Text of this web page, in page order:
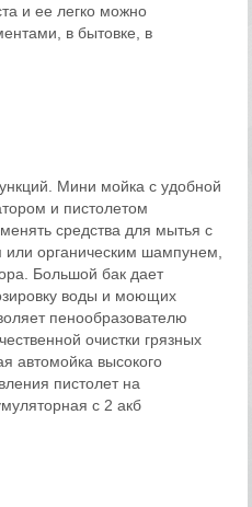
и ее легко можно
в бытовке, в
Мини мойка с удобной
и пистолетом
средства для мытья с
органическим шампунем,
Большой бак дает
воды и моющих
пенообразователю
очистки грязных
автомойка высокого
пистолет на
с 2 акб